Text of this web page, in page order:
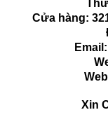
Cửa hàng: 321
Email:
Xin